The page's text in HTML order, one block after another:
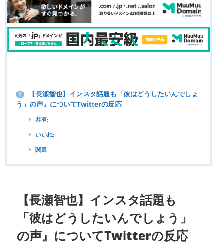
1
【長瀬智也】インスタ話題も「彼はどうしたいんでしょ
う」の声』についてTwitterの反応
共有:
いいね:
関連
【長瀬智也】インスタ話題も
「彼はどうしたいんでしょう」
の声』についてTwitterの反応